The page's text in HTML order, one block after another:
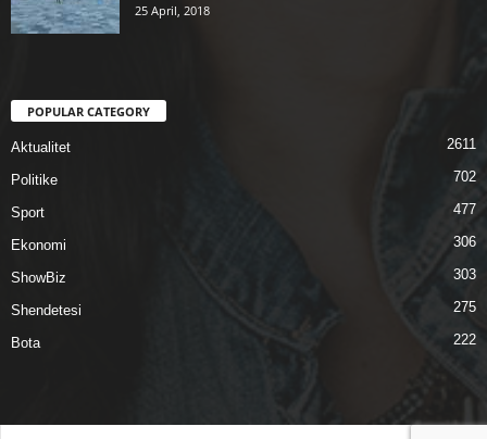
25 April, 2018
POPULAR CATEGORY
Aktualitet 2611
Politike 702
Sport 477
Ekonomi 306
ShowBiz 303
Shendetesi 275
Bota 222